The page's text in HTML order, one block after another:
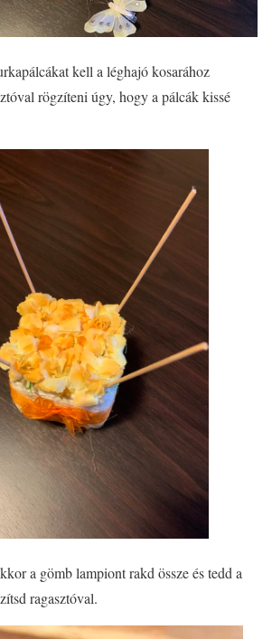
kell a léghajó kosarához
rögzíteni úgy, hogy a pálcák kissé
a gömb lampiont rakd össze és tedd a
ragasztóval.